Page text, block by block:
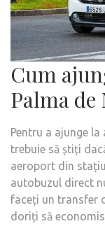
Cum
Palma
Pentru a ajunge
trebuie să știți
aeroport din
autobuzul direct
faceți un transfer
doriți să